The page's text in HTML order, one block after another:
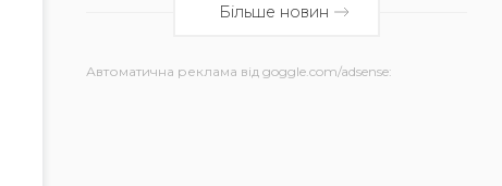
Більше новин
Автоматична реклама від goggle.com/adsense: